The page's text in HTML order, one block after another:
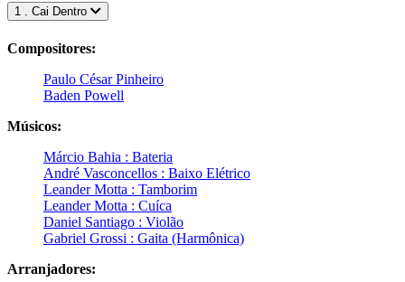
1 . Cai Dentro
Compositores:
Paulo César Pinheiro
Baden Powell
Músicos:
Márcio Bahia : Bateria
André Vasconcellos : Baixo Elétrico
Leander Motta : Tamborim
Leander Motta : Cuíca
Daniel Santiago : Violão
Gabriel Grossi : Gaita (Harmônica)
Arranjadores: